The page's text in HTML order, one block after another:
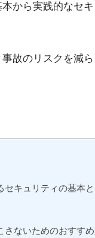
から実践的なセ
故のリスクを減
キュリティの基本と
ないためのおすすめ